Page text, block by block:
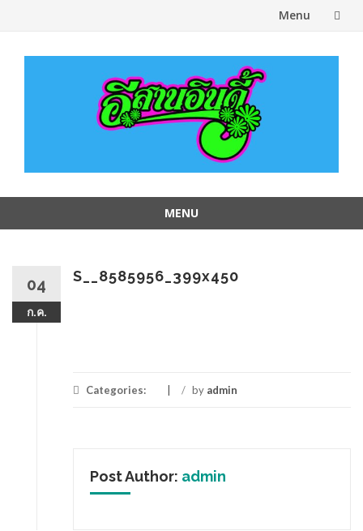
Menu
MENU
04
ก.ค.
S__8585956_399x450
Categories: / by admin
Post Author: admin